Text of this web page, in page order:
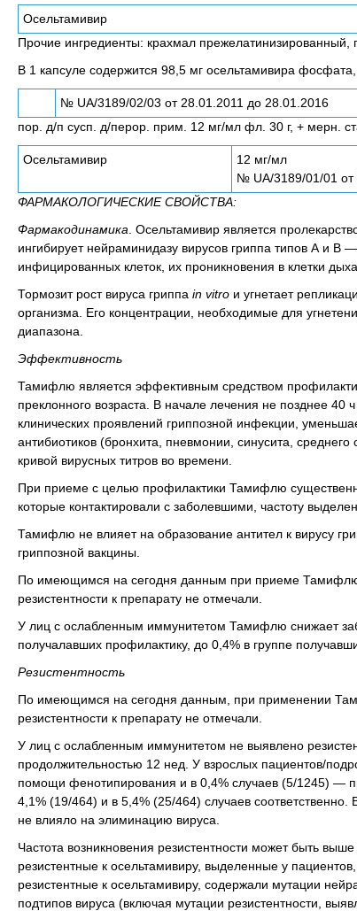
Осельтамивир
Прочие ингредиенты: крахмал прежелатинизированный,
В 1 капсуле содержится 98,5 мг осельтамивира фосфата,
№ UA/3189/02/03 от 28.01.2011 до 28.01.2016
пор. д/п сусп. д/перор. прим. 12 мг/мл фл. 30 г, + мерн.
Осельтамивир
12 мг/мл
№ UA/3189/01/01 от
ФАРМАКОЛОГИЧЕСКИЕ СВОЙСТВА:
Фармакодинамика . Оcельтамивир является
ингибирует нейраминидазу вирусов гриппа типов А и
инфицированных клеток, их проникновения в клетки
Тормозит рост вируса гриппа in vitro и угнетает
организма. Его концентрации, необходимые для
диапазона.
Эффективность
Тамифлю является эффективным средством
преклонного возраста. В начале лечения не позднее
клинических проявлений гриппозной инфекции,
антибиотиков (бронхита, пневмонии, синусита,
кривой вирусных титров во времени.
При приеме с целью профилактики Тамифлю
которые контактировали с заболевшими, частоту
Тамифлю не влияет на образование антител к вирусу
гриппозной вакцины.
По имеющимся на сегодня данным при приеме Тамифлю
резистентности к препарату не отмечали.
У лиц с ослабленным иммунитетом Тамифлю снижает
получалавших профилактику, до 0,4% в группе
Резистентность
По имеющимся на сегодня данным, при применении
резистентности к препарату не отмечали.
У лиц с ослабленным иммунитетом не выявлено
продолжительностью 12 нед. У взрослых пациентов/
помощи фенотипирования и в 0,4% случаев (5/1245) —
4,1% (19/464) и в 5,4% (25/464) случаев
не влияло на элиминацию вируса.
Частота возникновения резистентности может быть
резистентные к осельтамивиру, выделенные у
резистентные к осельтамивиру, содержали мутации
подтипов вируса (включая мутации резистентности,